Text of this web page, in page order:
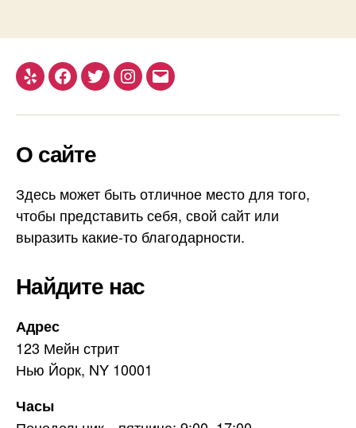
Yelp Facebook
TwitterInstagram
Email
О сайте
Здесь может быть отличное место для того,
чтобы представить себя, свой сайт или
выразить какие-то благодарности.
Найдите нас
Адрес
123 Мейн стрит
Нью Йорк, NY 10001
Часы